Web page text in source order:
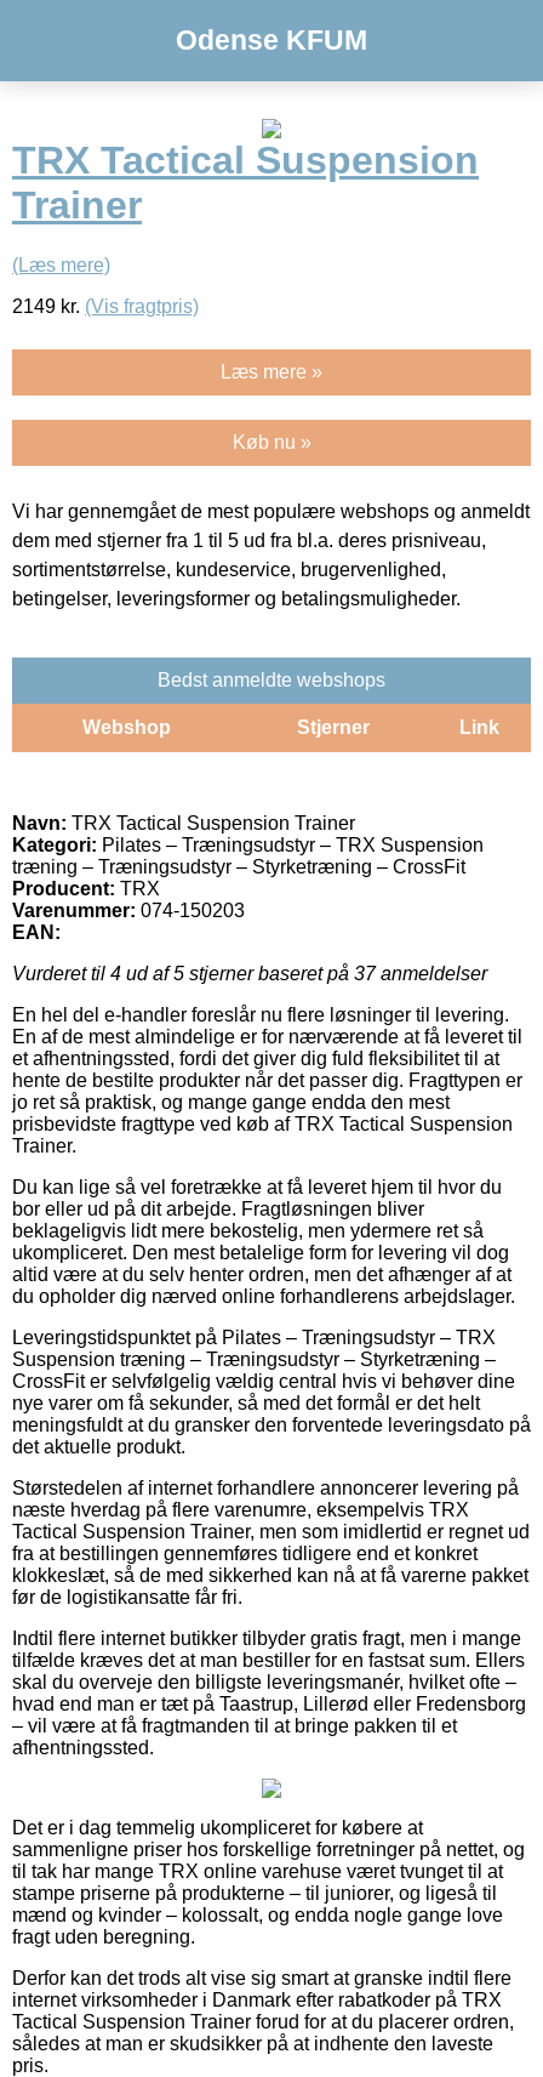
Odense KFUM
TRX Tactical Suspension
Trainer
(Læs mere)
2149 kr. (Vis fragtpris)
Læs mere »
Køb nu »
Vi har gennemgået de mest populære webshops og anmeldt
dem med stjerner fra 1 til 5 ud fra bl.a. deres prisniveau,
sortimentstørrelse, kundeservice, brugervenlighed,
betingelser, leveringsformer og betalingsmuligheder.
Bedst anmeldte webshops
Webshop Stjerner Link
Navn: TRX Tactical Suspension Trainer
Kategori: Pilates – Træningsudstyr – TRX Suspension
træning – Træningsudstyr – Styrketræning – CrossFit
Producent: TRX
Varenummer: 074-150203
EAN:
Vurderet til 4 ud af 5 stjerner baseret på 37anmeldelser
En hel del e-handler foreslår nu flere løsninger til levering.
En af de mest almindelige er for nærværende at få leveret til
et afhentningssted, fordi det giver dig fuld fleksibilitet til at
hente de bestilte produkter når det passer dig. Fragttypen er
jo ret så praktisk, og mange gange endda den mest
prisbevidste fragttype ved køb af TRX Tactical Suspension
Trainer.
Du kan lige så vel foretrække at få leveret hjem til hvor du
bor eller ud på dit arbejde. Fragtløsningen bliver
beklageligvis lidt mere bekostelig, men ydermere ret så
ukompliceret. Den mest betalelige form for levering vil dog
altid være at du selv henter ordren, men det afhænger af at
du opholder dig nærved online forhandlerens arbejdslager.
Leveringstidspunktet på Pilates – Træningsudstyr – TRX
Suspension træning – Træningsudstyr – Styrketræning –
CrossFit er selvfølgelig vældig central hvis vi behøver dine
nye varer om få sekunder, så med det formål er det helt
meningsfuldt at du gransker den forventede leveringsdato på
det aktuelle produkt.
Størstedelen af internet forhandlere annoncerer levering på
næste hverdag på flere varenumre, eksempelvis TRX
Tactical Suspension Trainer, men som imidlertid er regnet ud
fra at bestillingen gennemføres tidligere end et konkret
klokkeslæt, så de med sikkerhed kan nå at få varerne pakket
før de logistikansatte får fri.
Indtil flere internet butikker tilbyder gratis fragt, men i mange
tilfælde kræves det at man bestiller for en fastsat sum. Ellers
skal du overveje den billigste leveringsmanér, hvilket ofte –
hvad end man er tæt på Taastrup, Lillerød eller Fredensborg
– vil være at få fragtmanden til at bringe pakken til et
afhentningssted.
Det er i dag temmelig ukompliceret for købere at
sammenligne priser hos forskellige forretninger på nettet, og
til tak har mange TRX online varehuse været tvunget til at
stampe priserne på produkterne – til juniorer, og ligeså til
mænd og kvinder – kolossalt, og endda nogle gange love
fragt uden beregning.
Derfor kan det trods alt vise sig smart at granske indtil flere
internet virksomheder i Danmark efter rabatkoder på TRX
Tactical Suspension Trainer forud for at du placerer ordren,
således at man er skudsikker på at indhente den laveste
pris.